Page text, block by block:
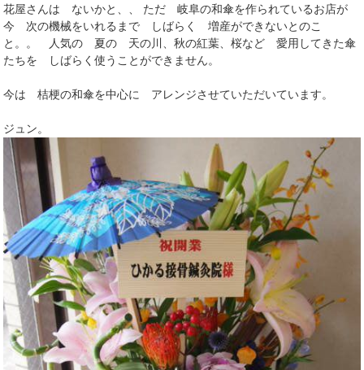
花屋さんは ないかと、、 ただ 岐阜の和傘を作られているお店が
今 次の機械をいれるまで しばらく 増産ができないとのこ
と。。 人気の 夏の 天の川、秋の紅葉、桜など 愛用してきた傘
たちを しばらく使うことができません。
今は 桔梗の和傘を中心に アレンジさせていただいています。
ジュン。